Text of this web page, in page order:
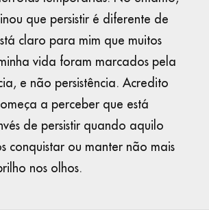
que persistir é diferente de
claro para mim que muitos
vida foram marcados pela
e não persistência. Acredito
a perceber que está
de persistir quando aquilo
conquistar ou manter não mais
nos olhos.